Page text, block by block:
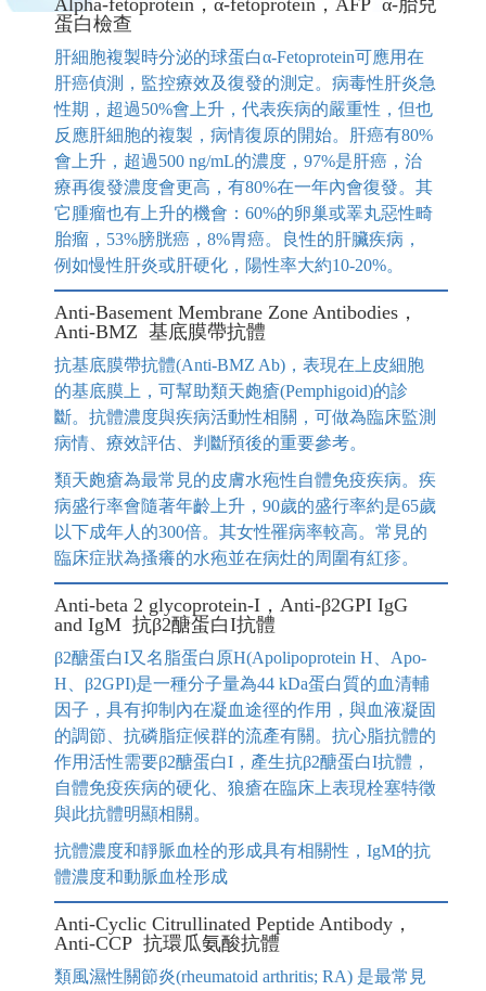
蛋白檢查
肝細胞複製時分泌的球蛋白α-Fetoprotein可應用在
肝癌偵測，監控療效及復發的測定。病毒性肝炎急
性期，超過50%會上升，代表疾病的嚴重性，但也
反應肝細胞的複製，病情復原的開始。肝癌有80%
會上升，超過500 ng/mL的濃度，97%是肝癌，治
療再復發濃度會更高，有80%在一年內會復發。其
它腫瘤也有上升的機會：60%的卵巢或睪丸惡性畸
胎瘤，53%膀胱癌，8%胃癌。良性的肝臟疾病，
例如慢性肝炎或肝硬化，陽性率大約10-20%。
Anti-Basement Membrane Zone Antibodies，
Anti-BMZ 基底膜帶抗體
抗基底膜帶抗體(Anti-BMZ Ab)，表現在上皮細胞
的基底膜上，可幫助類天皰瘡(Pemphigoid)的診
斷。抗體濃度與疾病活動性相關，可做為臨床監測
病情、療效評估、判斷預後的重要參考。
類天皰瘡為最常見的皮膚水疱性自體免疫疾病。疾
病盛行率會隨著年齡上升，90歲的盛行率約是65歲
以下成年⼈的300倍。其女性罹病率較高。常見的
臨床症狀為搔癢的水疱並在病灶的周圍有紅疹。
Anti-beta 2 glycoprotein-I，Anti-β2GPI IgG
and IgM 抗β2醣蛋白I抗體
β2醣蛋白I又名脂蛋白原H(Apolipoprotein H、Apo-
H、β2GPI)是一種分子量為44 kDa蛋白質的血清輔
因子，具有抑制內在凝血途徑的作用，與血液凝固
的調節、抗磷脂症候群的流產有關。抗心脂抗體的
作用活性需要β2醣蛋白I，產生抗β2醣蛋白I抗體，
自體免疫疾病的硬化、狼瘡在臨床上表現栓塞特徵
與此抗體明顯相關。
抗體濃度和靜脈血栓的形成具有相關性，IgM的抗
體濃度和動脈血栓形成
Anti-Cyclic Citrullinated Peptide Antibody，
Anti-CCP 抗環瓜氨酸抗體
類風濕性關節炎(rheumatoid arthritis; RA) 是最常見